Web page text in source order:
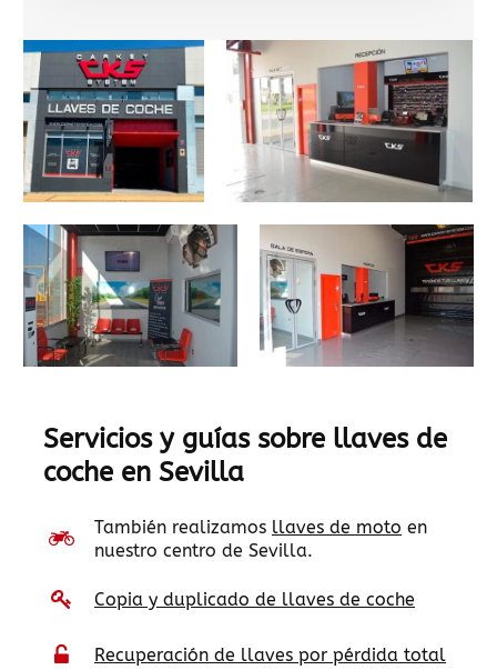
Servicios y guías sobre llaves de
coche en Sevilla
También realizamos llaves de moto en
nuestro centro de Sevilla.
Copia y duplicado de llaves de coche
Recuperación de llaves por pérdida total